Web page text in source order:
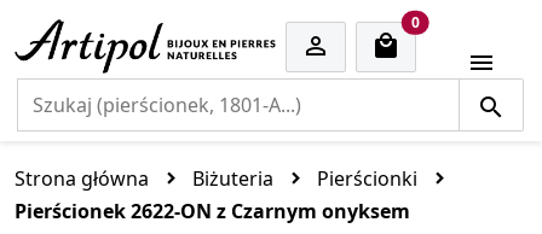

0cart items

Strona główna Biżuteria
Pierścionki
Pierścionek 2622-ON z Czarnym onyksem